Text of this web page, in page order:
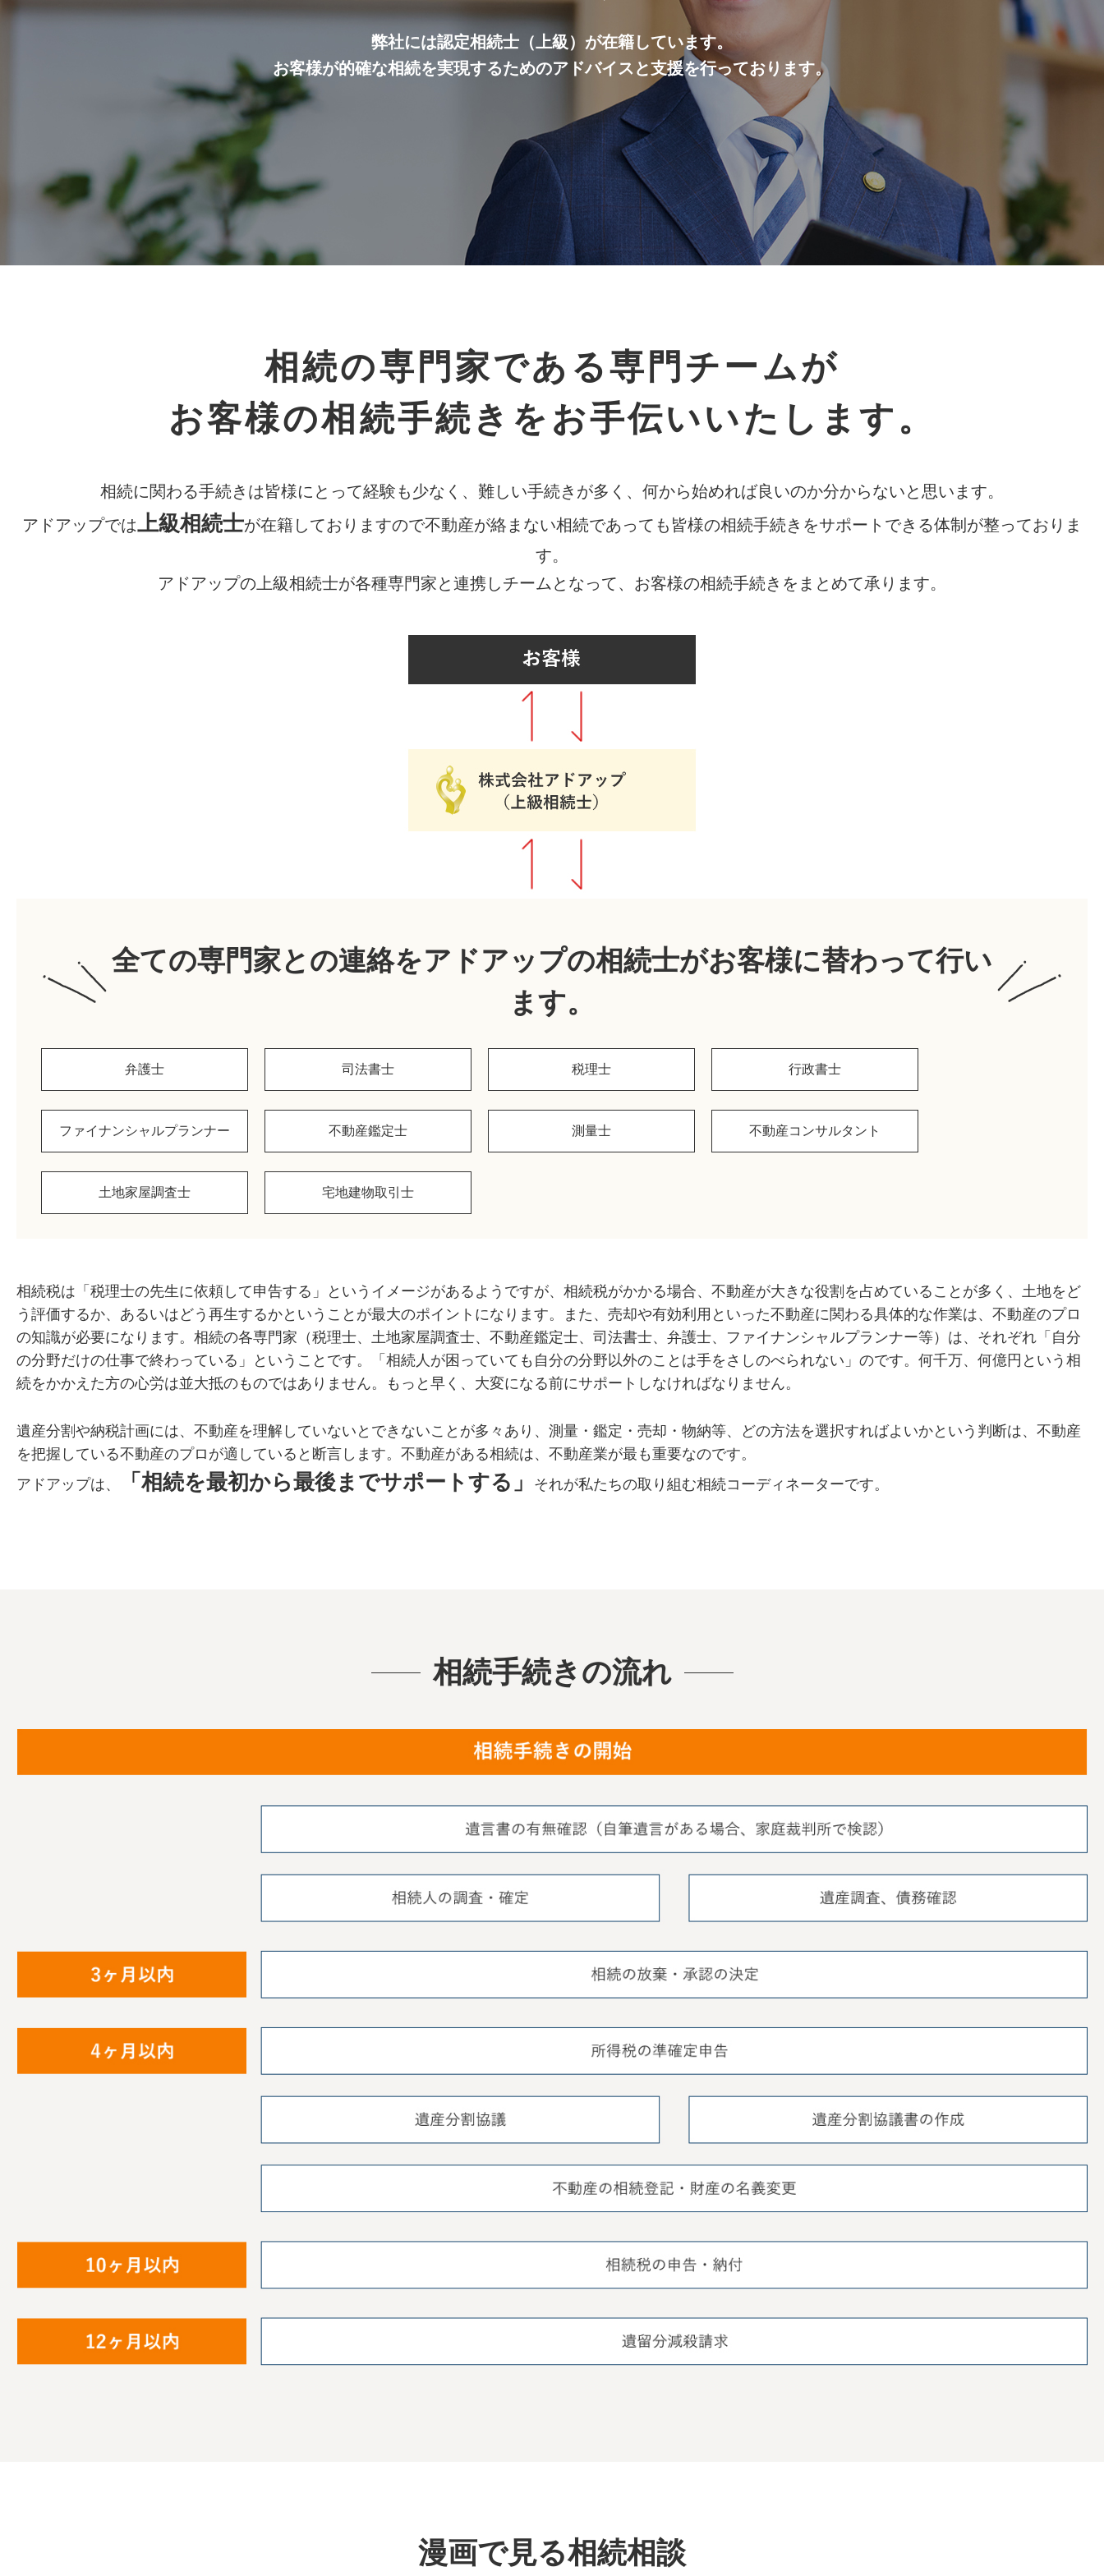
弊社には認定相続士（上級）が在籍しています。
お客様が的確な相続を実現するためのアドバイスと支援を行っております。
相続の専門家である専門チームが
お客様の相続手続きをお手伝いいたします。
相続に関わる手続きは皆様にとって経験も少なく、難しい手続きが多く、何から始めれば良いのか分からないと思います。
アドアップでは上級相続士が在籍しておりますので不動産が絡まない相続であっても皆様の相続手続きをサポートできる体制が整っておりま
す。
アドアップの上級相続士が各種専門家と連携しチームとなって、お客様の相続手続きをまとめて承ります。
全ての専門家との連絡をアドアップの相続士がお客様に替わって行い
ます。
弁護士 司法書士 税理士 行政書士
ファイナンシャルプランナー 不動産鑑定士 測量士 不動産コンサルタント
土地家屋調査士 宅地建物取引士
相続税は「税理士の先生に依頼して申告する」というイメージがあるようですが、相続税がかかる場合、不動産が大きな役割を占めていることが多く、土地をど
う評価するか、あるいはどう再生するかということが最大のポイントになります。また、売却や有効利用といった不動産に関わる具体的な作業は、不動産のプロ
の知識が必要になります。相続の各専門家（税理士、土地家屋調査士、不動産鑑定士、司法書士、弁護士、ファイナンシャルプランナー等）は、それぞれ「自分
の分野だけの仕事で終わっている」ということです。「相続人が困っていても自分の分野以外のことは手をさしのべられない」のです。何千万、何億円という相
続をかかえた方の心労は並大抵のものではありません。もっと早く、大変になる前にサポートしなければなりません。
遺産分割や納税計画には、不動産を理解していないとできないことが多々あり、測量・鑑定・売却・物納等、どの方法を選択すればよいかという判断は、不動産
を把握している不動産のプロが適していると断言します。不動産がある相続は、不動産業が最も重要なのです。
アドアップは、
「相続を最初から最後までサポートする」 それが私たちの取り組む相続コーディネーターです。
相続手続きの流れ
漫画で見る相続相談